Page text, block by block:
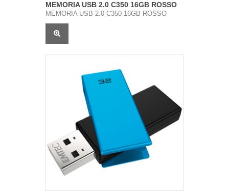
MEMORIA USB 2.0 C350 16GB ROSSO
MEMORIA USB 2.0 C350 16GB ROSSO